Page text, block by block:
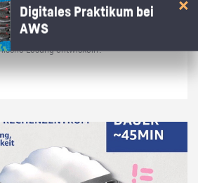
Tech­nik
Raspber­ry Pi's/Py­thon be­schäf­tigt und
Lö­sung ent­wi­ckeln?
Digitales Praktikum bei
AWS